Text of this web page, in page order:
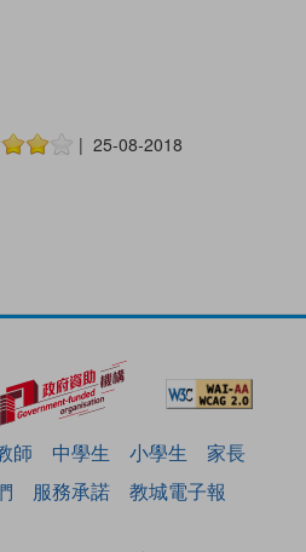
| 25-08-2018
師 中學生 小學生
家長
服務承諾 教城電子報